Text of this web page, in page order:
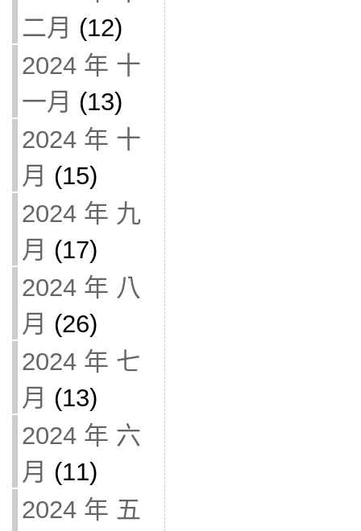
二月 (12)
2024 年 十
一月 (13)
2024 年 十
月 (15)
2024 年 九
月 (17)
2024 年 八
月 (26)
2024 年 七
月 (13)
2024 年 六
月 (11)
2024 年 五